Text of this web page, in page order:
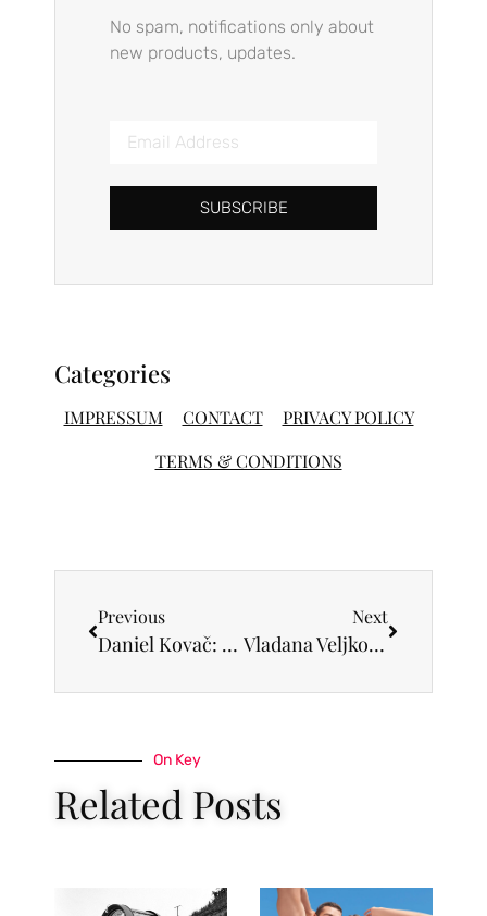
No spam, notifications only about
new products, updates.
SUBSCRIBE
Categories
IMPRESSUM CONTACT
PRIVACY POLICY
TERMS & CONDITIONS
Previous
Daniel Kovač: Sve zavisi od opstanka zapadne demokratije
Next
Vladana Veljković o svojoj večnoj ljubavi prema Dejanu Gvozdenu
On Key
Related Posts